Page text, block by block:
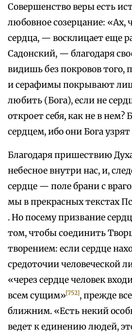
Совершенство веры есть
любовное созерцание: «Ах,
сердца, — восклицает еще
Садонский, — благодаря
видишь без покровов того,
и серафимы покрывают
любить (Бога), если не
откроет себя, как не в
сердцем, ибо они Бога узрят
Благодаря пришествию
небесное внутри нас, и,
сердце — поле брани с
мы в прекрасных текстах
. Но посему призвание
том, чтобы соединить
творением: если сердце
средоточии человеческой
«через сердце человек
всем сущим»[752], прежде
ближним. «Есть некий
ведет к единению людей,